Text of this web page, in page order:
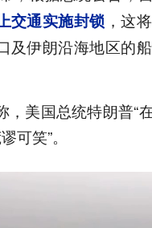
交通实施封锁 ，这
及伊朗沿海地区的
，美国总统特朗普“
可笑”。